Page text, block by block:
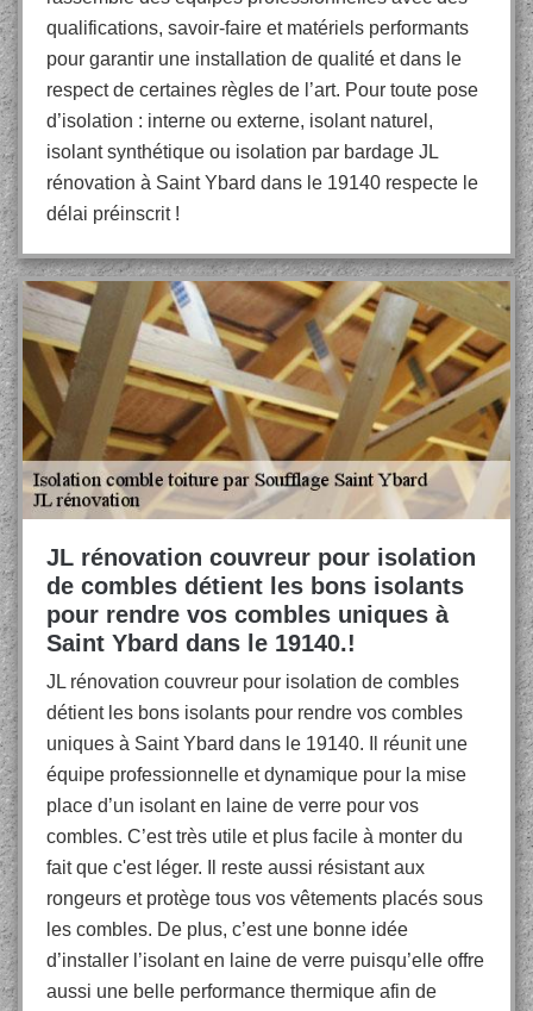
qualifications, savoir-faire et matériels performants
pour garantir une installation de qualité et dans le
respect de certaines règles de l’art. Pour toute pose
d’isolation : interne ou externe, isolant naturel,
isolant synthétique ou isolation par bardage JL
rénovation à Saint Ybard dans le 19140 respecte le
délai préinscrit !
JL rénovation couvreur pour isolation
de combles détient les bons isolants
pour rendre vos combles uniques à
Saint Ybard dans le 19140.!
JL rénovation couvreur pour isolation de combles
détient les bons isolants pour rendre vos combles
uniques à Saint Ybard dans le 19140. Il réunit une
équipe professionnelle et dynamique pour la mise
place d’un isolant en laine de verre pour vos
combles. C’est très utile et plus facile à monter du
fait que c'est léger. Il reste aussi résistant aux
rongeurs et protège tous vos vêtements placés sous
les combles. De plus, c’est une bonne idée
d’installer l’isolant en laine de verre puisqu’elle offre
aussi une belle performance thermique afin de